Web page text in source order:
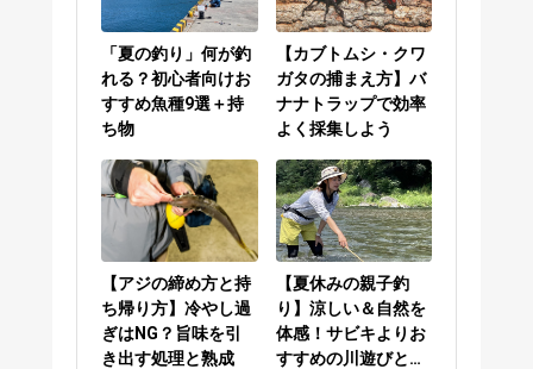
「夏の釣り」何が釣
れる？初心者向けお
すすめ魚種9選＋持
ち物
【カブトムシ・クワ
ガタの捕まえ方】バ
ナナトラップで効率
よく採集しよう
【アジの締め方と持
ち帰り方】冷やし過
ぎはNG？旨味を引
き出す処理と熟成
【夏休みの親子釣
り】涼しい＆自然を
体感！サビキよりお
すすめの川遊びと